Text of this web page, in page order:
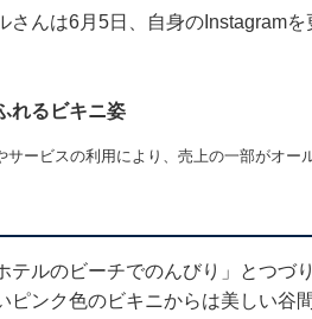
さんは6月5日、自身のInstagram
れるビキニ姿
ービスの利用により、売上の一部がオー
テルのビーチでのんびり」とつづ
ピンク色のビキニからは美しい谷